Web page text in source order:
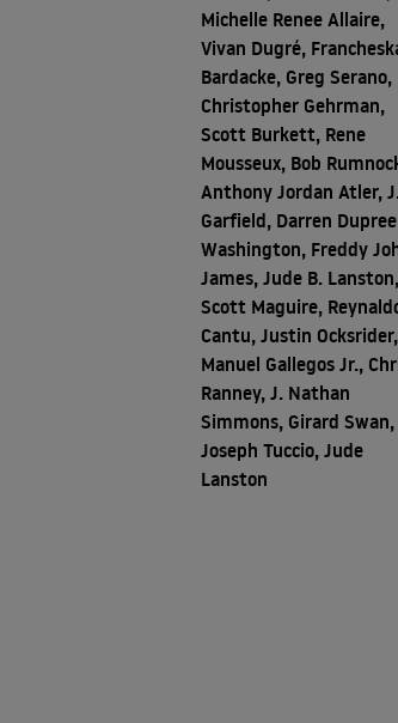
Michelle Renee Allaire,
Vivan Dugré,
Bardacke, Greg Serano,
Christopher Gehrman,
Scott Burkett, Rene
Mousseux, Bob
Anthony Jordan Atler,
Garfield, Darren Dupree
Washington, Freddy
James, Jude B. Lanston,
Scott Maguire,
Cantu, Justin
Manuel Gallegos Jr.,
Ranney, J. Nathan
Simmons, Girard Swan,
Joseph Tuccio, Jude
Lanston